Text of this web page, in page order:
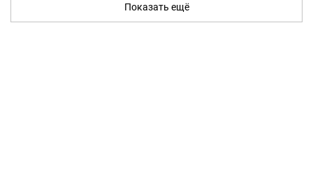
Показать ещё